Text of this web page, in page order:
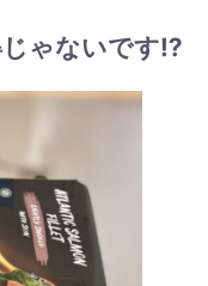
ゃないです⁉︎